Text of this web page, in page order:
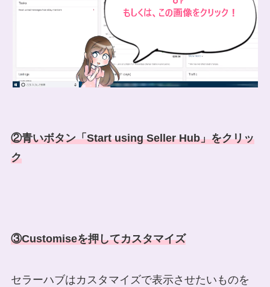
②青いボタン「Start using Seller Hub」をクリッ
ク
③Customiseを押してカスタマイズ
セラーハブはカスタマイズで表示させたいものを